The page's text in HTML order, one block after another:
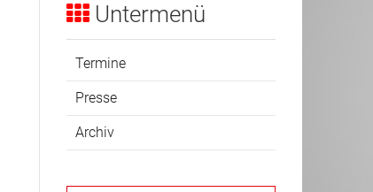
Untermenü
Termine
Presse
Archiv